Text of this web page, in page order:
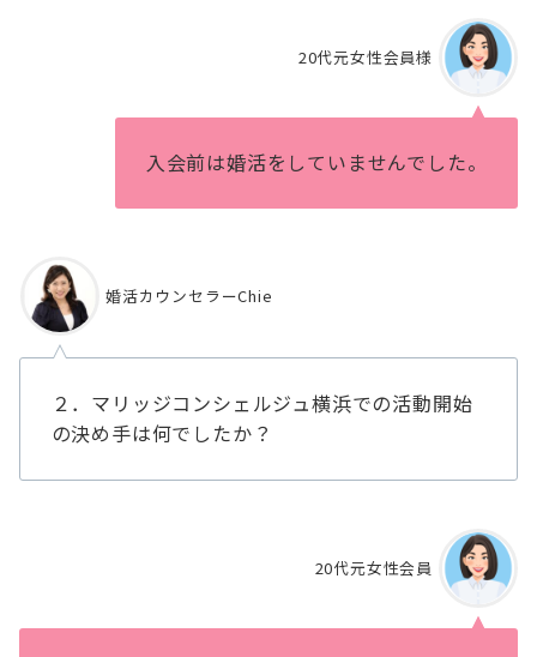
20代元女性会員様
⼊会前は婚活をしていませんでした。
婚活カウンセラーChie
２．マリッジコンシェルジュ横浜での活動開始
の決め手は何でしたか？
20代元女性会員